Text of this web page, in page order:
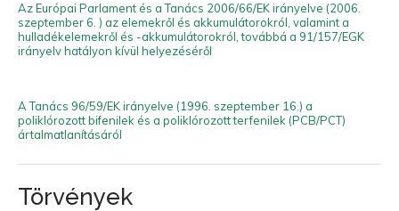
Az Európai Parlament és a Tanács 2006/66/EK irányelve (2006.
szeptember 6. ) az elemekről és akkumulátorokról, valamint a
hulladékelemekről és -akkumulátorokról, továbbá a 91/157/EGK
irányelv hatályon kívül helyezéséről
A Tanács 96/59/EK irányelve (1996. szeptember 16.) a
poliklórozott bifenilek és a poliklórozott terfenilek (PCB/PCT)
ártalmatlanításáról
Törvények